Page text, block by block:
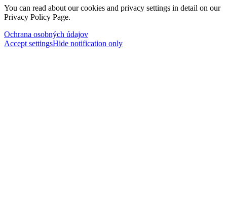
You can read about our cookies and privacy settings in detail on our
Privacy Policy Page.
Ochrana osobných údajov
Accept settingsHide notification only